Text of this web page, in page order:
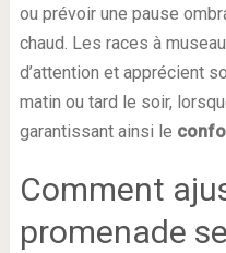
ou prévoir une pause
chaud. Les races à
d’attention et apprécient
matin ou tard le soir,
garantissant ainsi le
Comment
promenade